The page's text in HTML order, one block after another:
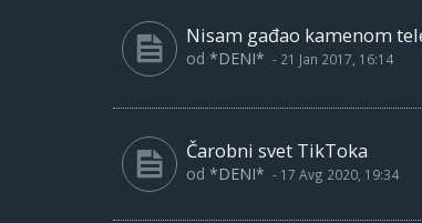
Nisam gađao kamenom
od *DENI* - 21 Jan 2017, 16:14
Čarobni svet TikToka
od *DENI* - 17 Avg 2020, 19:34